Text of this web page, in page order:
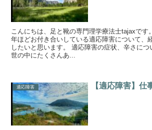
こんにちは、足と靴の専門理学療法士tajaxです
年ほどお付き合いしている適応障害について、
したいと思います。 適応障害の症状、辛さにつ
世の中にたくさんあ...
適応障害 【適応障害】仕